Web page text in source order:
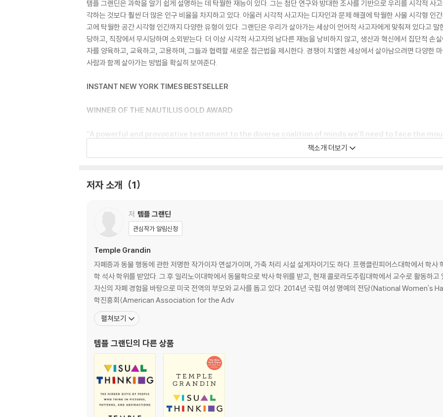
템플 그랜딘은 과학을 알기 쉽게 설명하는 데 탁월한 재능이 있다. 그는 첨단 연구와 방대한 조사를 기반으로 우리를 시각적 사
각하는 것보다 훨씬 더 많은 인구 비율을 차지하고 있다. 아울러 시각적 사고자는 디자인과 문제 해결에 탁월한 사물 시각형 인
고에 탁월한 공간 시각형 인간까지 다양한 유형이 있다. 그랜딘은 우리가 살아가는 세상이 언어적 사고자에게 맞춰져 있다고
당하고, 직장에서 무시당하며 소외받는다. 더 이상 시각적 사고자의 남다른 재능을 낭비하지 않고, 생산과 혁신에서 집단적 손
자를 양육하고, 교육하고, 고용하며, 그들과 협력할 새로운 접근법을 제시한다. 경쟁이 치열한 세상에서 살아남으려면 다양한
사람과 함께 살아가는 방법을 확실히 보여준다.
INSTANT NEW YORK TIMES BESTSELLER
WINNER OF THE NAUTILUS GOLD AWARD
“A powerful and provocative testament to the diverse coalition of minds we’ll need to face the
A quarter of a century after her memoir, Thinking in Pictures, forever changed how the world understood
ist on Mars,” as Oliver Sacks dubbed her―transforms our awareness of the different ways our brains are
With her genius for demystifying science, Grandin draws on cutting-edge research to take us inside visual
reater proportion of the population than previously believed, she reveals, and a more varied one, from the
randin herself, with their intuitive knack for design and problem solving, to the abstract, mathematically
pattern recognition and systemic thinking. She also makes us understand how a world increasingly geared
ers, screening them out at school and passing over them in the workplace. Rather than continuing to
ss in productivity and innovation, Grandin proposes new approaches to educating, parenting, employing,
책소개 더보기
저자 소개 1
저 템플 그랜딘
관심작가 알림신청
Temple Grandin
자폐증과 동물 행동에 관한 저명한 작가이자 연설가이며, 가축 처리 시설 설계자이기도 하다. 프랭클린피어스대학에서 학사
학 석사 학위를 받았다. 그 후 일리노이대학에서 동물학으로 박사 학위를 받고, 현재 콜로라도주립대학에서 교수로 활동하
자신의 자폐 경험을 바탕으로 미국 전역의 부모와 교사를 돕고 있다. 2014년 국립 여성 명예의 전당(National Women's Hall of Fame)에 올랐고, 2018년에는 미국과
학진흥회(American Association for the Adv
펼쳐보기
템플 그랜딘의 다른 상품